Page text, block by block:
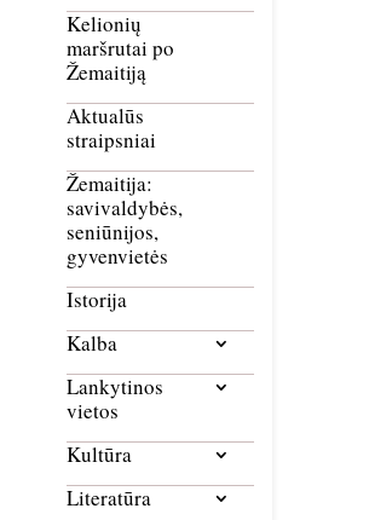
Kelionių
maršrutai po
Žemaitiją
Aktualūs
straipsniai
Žemaitija:
savivaldybės,
seniūnijos,
gyvenvietės
Istorija
Kalba
Lankytinos
vietos
Kultūra
Literatūra